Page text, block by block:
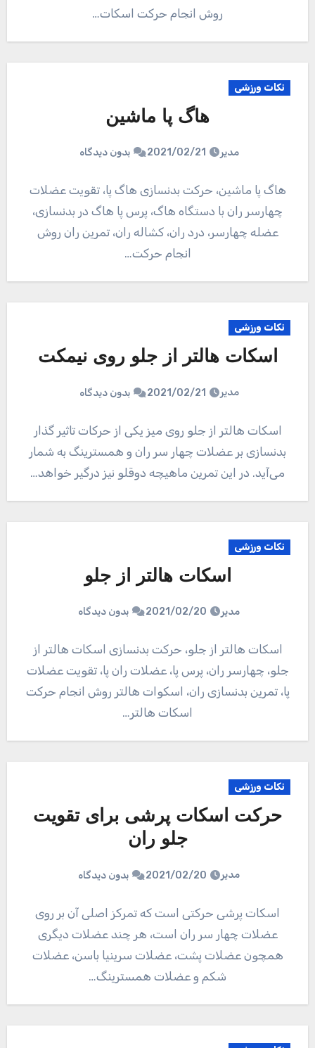
روش انجام حرکت اسکات…
نکات ورزشی
هاگ پا ماشین
مدیر 2021/02/21 بدون دیدگاه
هاگ پا ماشین، حرکت بدنسازی هاگ پا، تقویت عضلات
چهارسر ران با دستگاه هاگ، پرس پا هاگ در بدنسازی،
عضله چهارسر، درد ران، کشاله ران، تمرین ران روش
انجام حرکت…
نکات ورزشی
اسکات هالتر از جلو روی نیمکت
مدیر 2021/02/21 بدون دیدگاه
اسکات هالتر از جلو روی میز یکی از حرکات تاثیر گذار
بدنسازی بر عضلات چهار سر ران و همسترینگ به شمار
می‌آید. در این تمرین ماهیچه دوقلو نیز درگیر خواهد…
نکات ورزشی
اسکات هالتر از جلو
مدیر 2021/02/20 بدون دیدگاه
اسکات هالتر از جلو، حرکت بدنسازی اسکات هالتر از
جلو، چهارسر ران، پرس پا، عضلات ران پا، تقویت عضلات
پا، تمرین بدنسازی ران، اسکوات هالتر روش انجام حرکت
اسکات هالتر…
نکات ورزشی
حرکت اسکات پرشی برای تقویت
جلو ران
مدیر 2021/02/20 بدون دیدگاه
اسکات پرشی حرکتی است که تمرکز اصلی آن بر روی
عضلات چهار سر ران است، هر چند عضلات دیگری
همچون عضلات پشت، عضلات سرینیا باسن، عضلات
شکم و عضلات همسترینگ…